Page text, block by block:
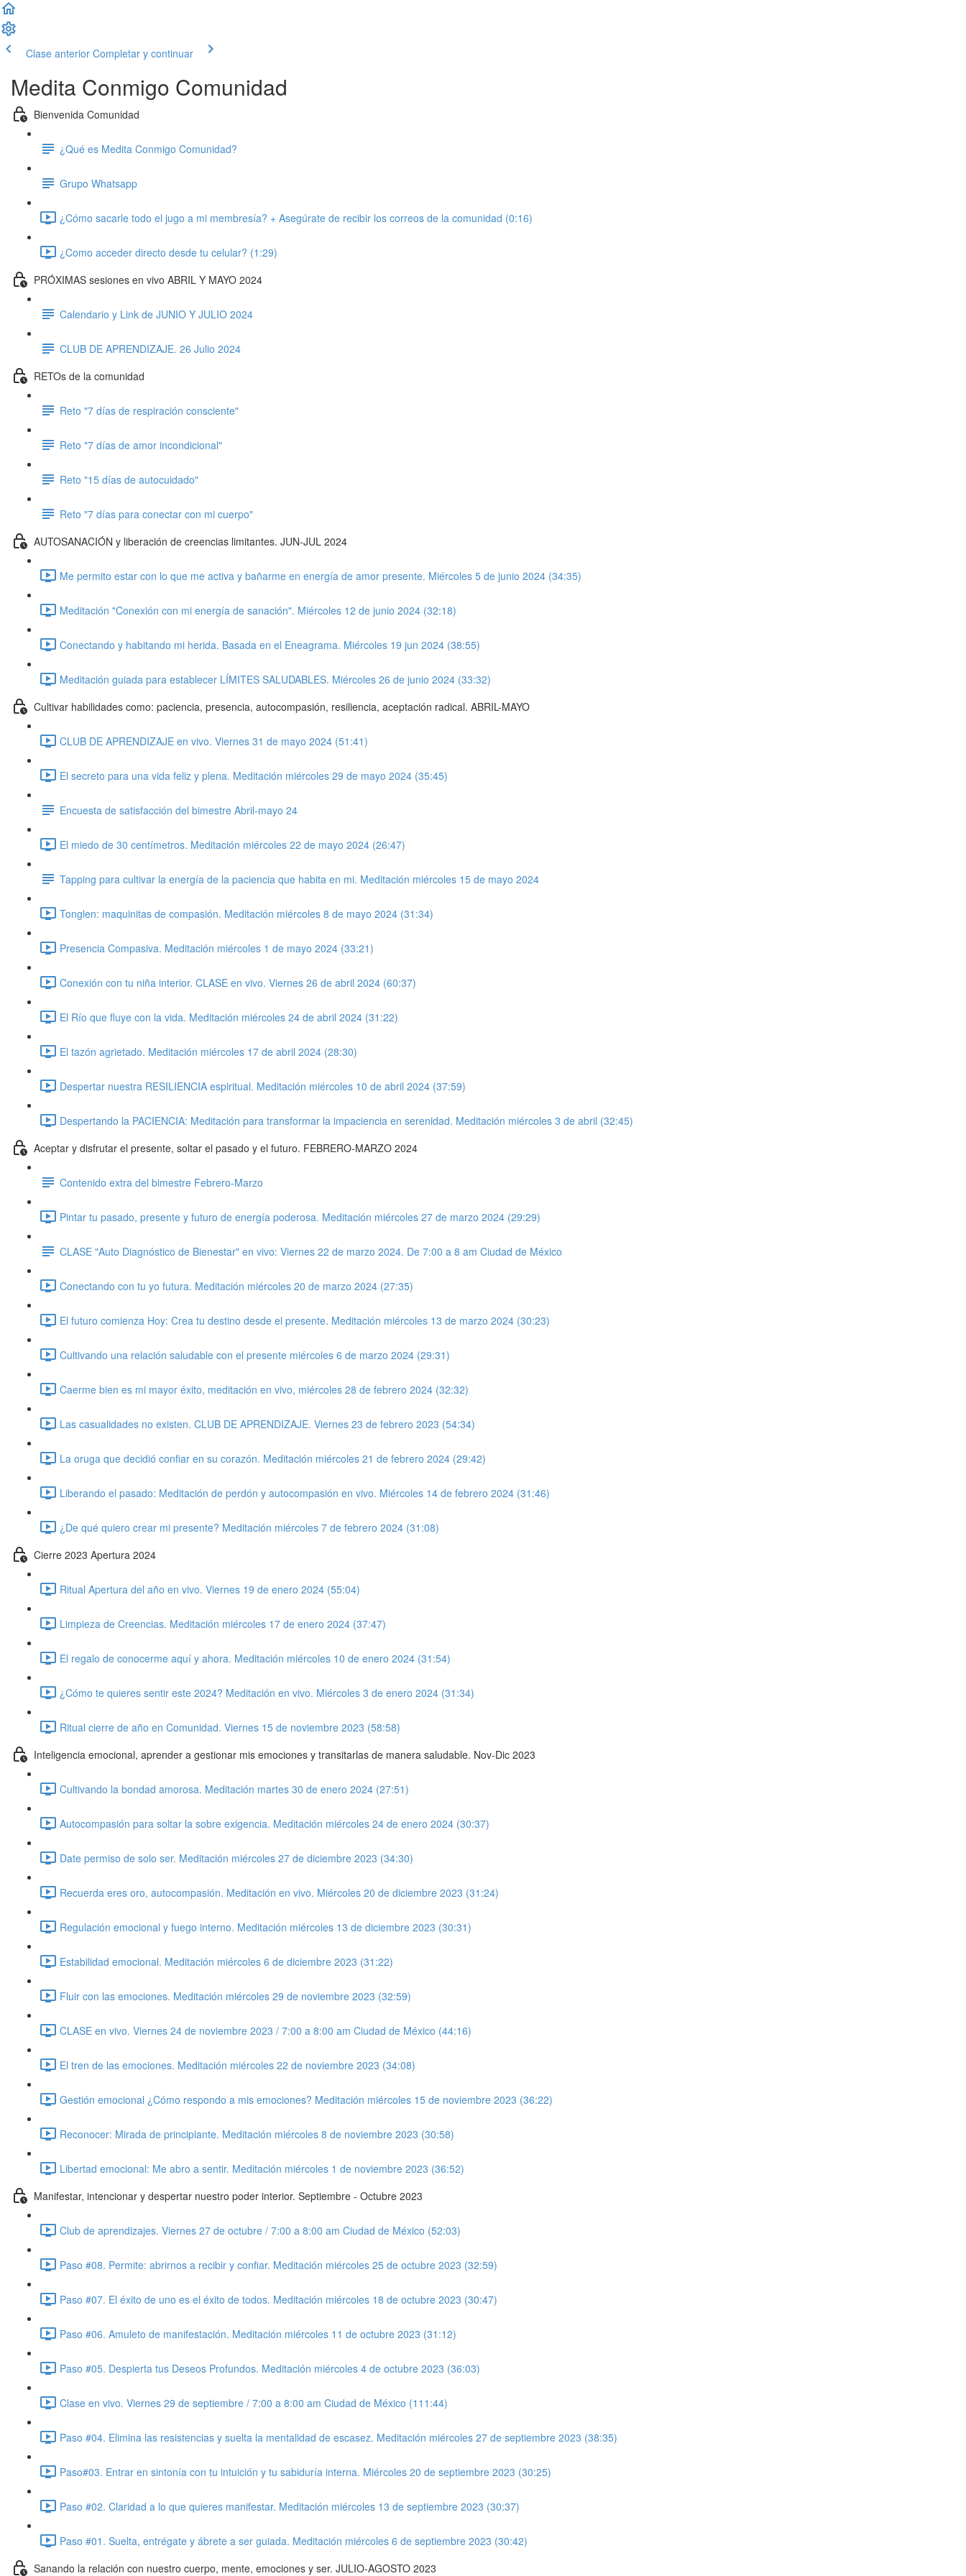
Clase anterior Completar y continuar
Medita Conmigo Comunidad
Bienvenida Comunidad
¿Qué es Medita Conmigo Comunidad?
Grupo Whatsapp
¿Cómo sacarle todo el jugo a mi membresía? + Asegúrate de recibir los correos de la comunidad (0:16)
¿Como acceder directo desde tu celular? (1:29)
PRÓXIMAS sesiones en vivo ABRIL Y MAYO 2024
Calendario y Link de JUNIO Y JULIO 2024
CLUB DE APRENDIZAJE. 26 Julio 2024
RETOs de la comunidad
Reto "7 días de respiración consciente"
Reto "7 días de amor incondicional"
Reto "15 días de autocuidado"
Reto "7 días para conectar con mi cuerpo"
AUTOSANACIÓN y liberación de creencias limitantes. JUN-JUL 2024
Me permito estar con lo que me activa y bañarme en energía de amor presente. Miércoles 5 de junio 2024 (34:35)
Meditación "Conexión con mi energía de sanación". Miércoles 12 de junio 2024 (32:18)
Conectando y habitando mi herida. Basada en el Eneagrama. Miércoles 19 jun 2024 (38:55)
Meditación guiada para establecer LÍMITES SALUDABLES. Miércoles 26 de junio 2024 (33:32)
Cultivar habilidades como: paciencia, presencia, autocompasión, resiliencia, aceptación radical. ABRIL-MAYO
CLUB DE APRENDIZAJE en vivo. Viernes 31 de mayo 2024 (51:41)
El secreto para una vida feliz y plena. Meditación miércoles 29 de mayo 2024 (35:45)
Encuesta de satisfacción del bimestre Abril-mayo 24
El miedo de 30 centímetros. Meditación miércoles 22 de mayo 2024 (26:47)
Tapping para cultivar la energía de la paciencia que habita en mi. Meditación miércoles 15 de mayo 2024
Tonglen: maquinitas de compasión. Meditación miércoles 8 de mayo 2024 (31:34)
Presencia Compasiva. Meditación miércoles 1 de mayo 2024 (33:21)
Conexión con tu niña interior. CLASE en vivo. Viernes 26 de abril 2024 (60:37)
El Río que fluye con la vida. Meditación miércoles 24 de abril 2024 (31:22)
El tazón agrietado. Meditación miércoles 17 de abril 2024 (28:30)
Despertar nuestra RESILIENCIA espiritual. Meditación miércoles 10 de abril 2024 (37:59)
Despertando la PACIENCIA: Meditación para transformar la impaciencia en serenidad. Meditación miércoles 3 de abril (32:45)
Aceptar y disfrutar el presente, soltar el pasado y el futuro. FEBRERO-MARZO 2024
Contenido extra del bimestre Febrero-Marzo
Pintar tu pasado, presente y futuro de energía poderosa. Meditación miércoles 27 de marzo 2024 (29:29)
CLASE "Auto Diagnóstico de Bienestar" en vivo: Viernes 22 de marzo 2024. De 7:00 a 8 am Ciudad de México
Conectando con tu yo futura. Meditación miércoles 20 de marzo 2024 (27:35)
El futuro comienza Hoy: Crea tu destino desde el presente. Meditación miércoles 13 de marzo 2024 (30:23)
Cultivando una relación saludable con el presente miércoles 6 de marzo 2024 (29:31)
Caerme bien es mi mayor éxito, meditación en vivo, miércoles 28 de febrero 2024 (32:32)
Las casualidades no existen. CLUB DE APRENDIZAJE. Viernes 23 de febrero 2023 (54:34)
La oruga que decidió confiar en su corazón. Meditación miércoles 21 de febrero 2024 (29:42)
Liberando el pasado: Meditación de perdón y autocompasión en vivo. Miércoles 14 de febrero 2024 (31:46)
¿De qué quiero crear mi presente? Meditación miércoles 7 de febrero 2024 (31:08)
Cierre 2023 Apertura 2024
Ritual Apertura del año en vivo. Viernes 19 de enero 2024 (55:04)
Limpieza de Creencias. Meditación miércoles 17 de enero 2024 (37:47)
El regalo de conocerme aquí y ahora. Meditación miércoles 10 de enero 2024 (31:54)
¿Cómo te quieres sentir este 2024? Meditación en vivo. Miércoles 3 de enero 2024 (31:34)
Ritual cierre de año en Comunidad. Viernes 15 de noviembre 2023 (58:58)
Inteligencia emocional, aprender a gestionar mis emociones y transitarlas de manera saludable. Nov-Dic 2023
Cultivando la bondad amorosa. Meditación martes 30 de enero 2024 (27:51)
Autocompasión para soltar la sobre exigencia. Meditación miércoles 24 de enero 2024 (30:37)
Date permiso de solo ser. Meditación miércoles 27 de diciembre 2023 (34:30)
Recuerda eres oro, autocompasión. Meditación en vivo. Miércoles 20 de diciembre 2023 (31:24)
Regulación emocional y fuego interno. Meditación miércoles 13 de diciembre 2023 (30:31)
Estabilidad emocional. Meditación miércoles 6 de diciembre 2023 (31:22)
Fluir con las emociones. Meditación miércoles 29 de noviembre 2023 (32:59)
CLASE en vivo. Viernes 24 de noviembre 2023 / 7:00 a 8:00 am Ciudad de México (44:16)
El tren de las emociones. Meditación miércoles 22 de noviembre 2023 (34:08)
Gestión emocional ¿Cómo respondo a mis emociones? Meditación miércoles 15 de noviembre 2023 (36:22)
Reconocer: Mirada de principiante. Meditación miércoles 8 de noviembre 2023 (30:58)
Libertad emocional: Me abro a sentir. Meditación miércoles 1 de noviembre 2023 (36:52)
Manifestar, intencionar y despertar nuestro poder interior. Septiembre - Octubre 2023
Club de aprendizajes. Viernes 27 de octubre / 7:00 a 8:00 am Ciudad de México (52:03)
Paso #08. Permite: abrirnos a recibir y confiar. Meditación miércoles 25 de octubre 2023 (32:59)
Paso #07. El éxito de uno es el éxito de todos. Meditación miércoles 18 de octubre 2023 (30:47)
Paso #06. Amuleto de manifestación. Meditación miércoles 11 de octubre 2023 (31:12)
Paso #05. Despierta tus Deseos Profundos. Meditación miércoles 4 de octubre 2023 (36:03)
Clase en vivo. Viernes 29 de septiembre / 7:00 a 8:00 am Ciudad de México (111:44)
Paso #04. Elimina las resistencias y suelta la mentalidad de escasez. Meditación miércoles 27 de septiembre 2023 (38:35)
Paso#03. Entrar en sintonía con tu intuición y tu sabiduría interna. Miércoles 20 de septiembre 2023 (30:25)
Paso #02. Claridad a lo que quieres manifestar. Meditación miércoles 13 de septiembre 2023 (30:37)
Paso #01. Suelta, entrégate y ábrete a ser guiada. Meditación miércoles 6 de septiembre 2023 (30:42)
Sanando la relación con nuestro cuerpo, mente, emociones y ser. JULIO-AGOSTO 2023